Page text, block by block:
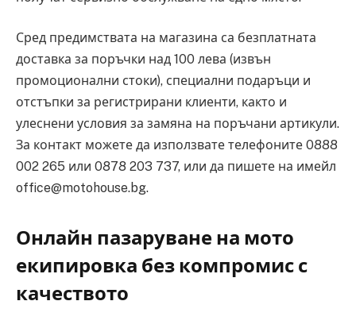
Сред предимствата на магазина са безплатната
доставка за поръчки над 100 лева (извън
промоционални стоки), специални подаръци и
отстъпки за регистрирани клиенти, както и
улеснени условия за замяна на поръчани артикули.
За контакт можете да използвате телефоните 0888
002 265 или 0878 203 737, или да пишете на имейл
office@motohouse.bg.
Онлайн пазаруване на мото
екипировка без компромис с
качеството